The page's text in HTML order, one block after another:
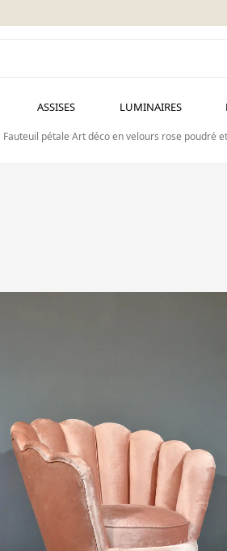
ASSISES LUMINAIRES
Fauteuil pétale Art déco en velours rose poudré